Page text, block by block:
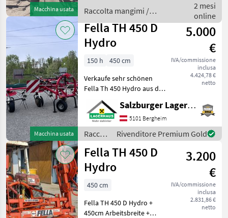
Macchina usata
je 6 Zinkenarme. Inklusive
Gelenk
Raccolta mangimi /
Fella
2 mesi
online
Macchina usata
Fella TH 450 D
Hydro
5.000
€
IVA/commissione
inclusa
4.424,78 €
netto
150 h
450 cm
Verkaufe sehr schönen
Fella Th 450 Hydro aus dem
Jahr 2010 sehr guter
Zustand mit
Grenzstreueinrichtung,
Hydraulischer Klappung,
Tastrad,
Nachtschwadgetriebe, usw.
Salzburger Lagerhaus-Technik
5101 Bergheim
Raccolta
mangimi
/ Fella
Rivenditore Premium Gold
Fella TH 450 D
Hydro
3.200
€
IVA/commissione
inclusa
2.831,86 €
netto
450 cm
Fella TH 450 D Hydro +
450cm Arbeitsbreite +